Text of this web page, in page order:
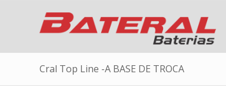
Cral Top Line -A BASE DE TROCA